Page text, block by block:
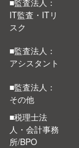
■監査法人：
IT監査・ITリ
スク
■監査法人：
アシスタント
■監査法人：
その他
■税理士法
人・会計事務
所/BPO